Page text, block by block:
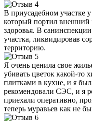
В приусадебном участке
который портил внешний
здоровья. В
участка, ликвидировав
территорию.
Я очень ценила свое
убивать цветок какой-то
плитками в кухне, и я
рекомендовали СЭС, и я
приехали оперативно,
теперь муравьев как не